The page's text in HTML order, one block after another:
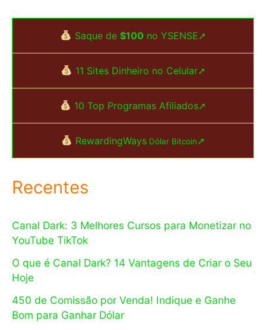
Saque de $100no YSENSE➚
11 Sites Dinheiro no Celular➚
10 Top Programas Afiliados➚
RewardingWays Dólar Bitcoin➚
Recentes
Canal Dark: 3 Melhores Cursos para Monetizar no
YouTube TikTok
O que é Canal Dark? 14 Vantagens de Criar o Seu
Hoje
450 de Comissão por Venda! Indique e Ganhe
Bom para Ganhar Dólar